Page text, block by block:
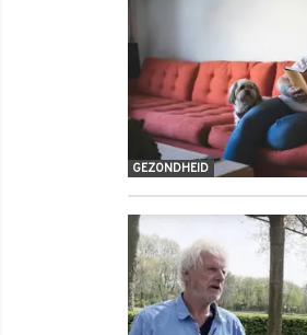
GEZONDHEID